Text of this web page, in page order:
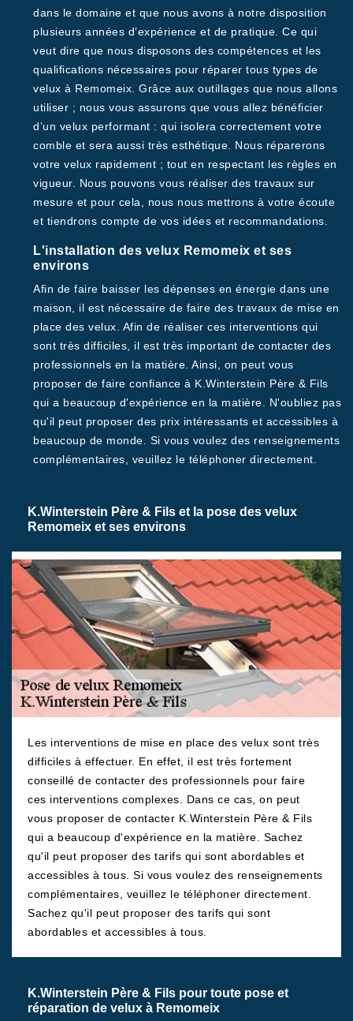
dans le domaine et que nous avons à notre disposition
plusieurs années d’expérience et de pratique. Ce qui
veut dire que nous disposons des compétences et les
qualifications nécessaires pour réparer tous types de
velux à Remomeix. Grâce aux outillages que nous allons
utiliser ; nous vous assurons que vous allez bénéficier
d’un velux performant : qui isolera correctement votre
comble et sera aussi très esthétique. Nous réparerons
votre velux rapidement ; tout en respectant les règles en
vigueur. Nous pouvons vous réaliser des travaux sur
mesure et pour cela, nous nous mettrons à votre écoute
et tiendrons compte de vos idées et recommandations.
L'installation des velux Remomeix et ses
environs
Afin de faire baisser les dépenses en énergie dans une
maison, il est nécessaire de faire des travaux de mise en
place des velux. Afin de réaliser ces interventions qui
sont très difficiles, il est très important de contacter des
professionnels en la matière. Ainsi, on peut vous
proposer de faire confiance à K.Winterstein Père & Fils
qui a beaucoup d'expérience en la matière. N'oubliez pas
qu'il peut proposer des prix intéressants et accessibles à
beaucoup de monde. Si vous voulez des renseignements
complémentaires, veuillez le téléphoner directement.
K.Winterstein Père & Fils et la pose des velux
Remomeix et ses environs
Les interventions de mise en place des velux sont très
difficiles à effectuer. En effet, il est très fortement
conseillé de contacter des professionnels pour faire
ces interventions complexes. Dans ce cas, on peut
vous proposer de contacter K.Winterstein Père & Fils
qui a beaucoup d'expérience en la matière. Sachez
qu'il peut proposer des tarifs qui sont abordables et
accessibles à tous. Si vous voulez des renseignements
complémentaires, veuillez le téléphoner directement.
Sachez qu'il peut proposer des tarifs qui sont
abordables et accessibles à tous.
K.Winterstein Père & Fils pour toute pose et
réparation de velux à Remomeix